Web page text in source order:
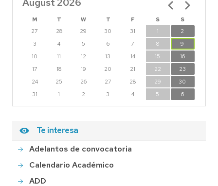
August 2026
M T W T F S
S
27
28 29 30 31 1
2
3
4 5 6 7 8
9
10
11 12 13 14 15
16
17
18 19 20 21 22
23
24
25 26 27 28 29
30
31
1 2 3 4 5 6
Te interesa
Adelantos de convocatoria
Calendario Académico
ADD